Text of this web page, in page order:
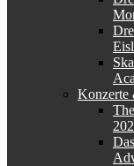
Konzerte